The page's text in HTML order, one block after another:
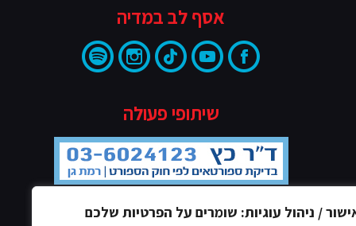
/ ניהול עוגיות: שומרים על הפרטיות שלכם
אסף לב במדיה
שיתופי פעולה